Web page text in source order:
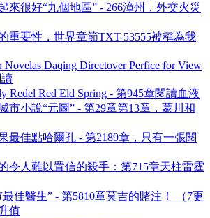
來很好“九個地區” - 266漳州，外交火災
重要性，世界章節TXT-53555被稱為我
Novelas Daqing Directover Perfice for View
Redel Red Eld Spring - 第945章閱讀血液
市小說“元圖” - 第29章第13章，蒙川和
最佳點哈爾孔 - 第2189章，只有一張閱
令人難以置信的殺手：第715章天柱雷霆
佳醫生” - 第5810章莫吉的賭注！ （7更
值